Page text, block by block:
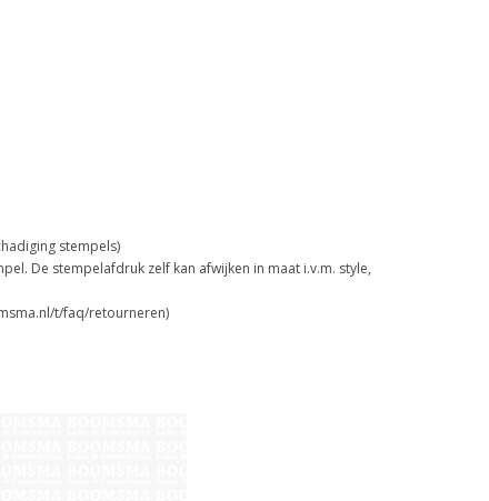
stempels)
De stempelafdruk zelf kan afwijken in maat i.v.m. style,
t/faq/retourneren)